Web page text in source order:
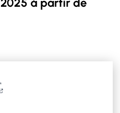
dans un nouvel onglet)
(ouverture dans un nouvel onglet)